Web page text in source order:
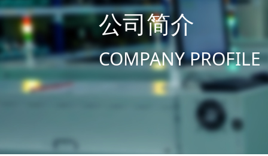
公司简介
COMPANY PROFILE